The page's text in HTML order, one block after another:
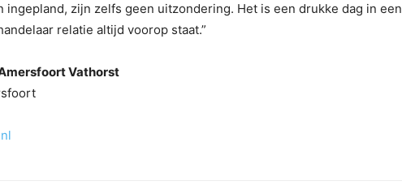
ingepland, zijn zelfs geen uitzondering. Het is een drukke dag in een
relatie altijd voorop staat.”
Vathorst